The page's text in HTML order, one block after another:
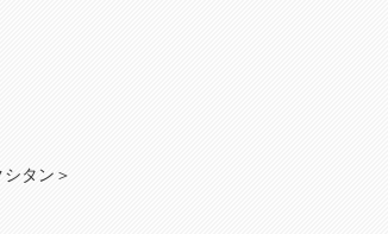
タン＞